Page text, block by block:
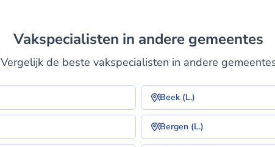
Vakspecialisten in andere gemeentes
Vergelijk de beste vakspecialisten in andere
Beek (L.)
Bergen (L.)